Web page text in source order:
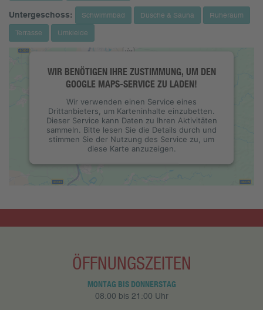
Untergeschoss: Schwimmbad Dusche & Sauna Ruheraum
Terrasse Umkleide
WIR BENÖTIGEN IHRE ZUSTIMMUNG, UM DEN
GOOGLE MAPS-SERVICE ZU LADEN!
Wir verwenden einen Service eines
Drittanbieters, um Karteninhalte einzubetten.
Dieser Service kann Daten zu Ihren Aktivitäten
sammeln. Bitte lesen Sie die Details durch und
stimmen Sie der Nutzung des Service zu, um
diese Karte anzuzeigen.
Mehr Informationen
powered byUsercentrics Consent
ÖFFNUNGSZEITEN
MONTAG BIS DONNERSTAG
08:00 bis 21:00 Uhr